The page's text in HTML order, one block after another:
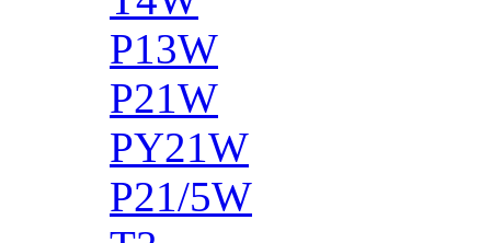
P13W
P21W
PY21W
P21/5W